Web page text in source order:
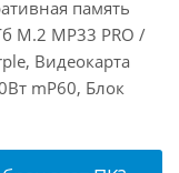
память
M.2 MP33 PRO /
Видеокарта
mP60, Блок